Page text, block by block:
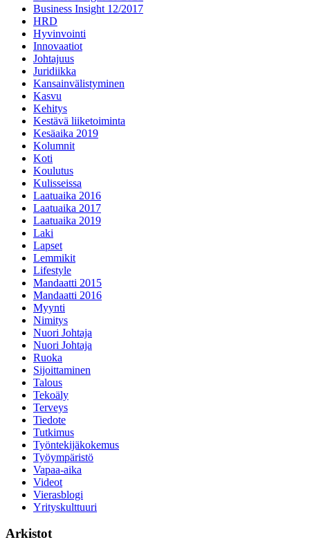
Business Insight 12/2017
HRD
Hyvinvointi
Innovaatiot
Johtajuus
Juridiikka
Kansainvälistyminen
Kasvu
Kehitys
Kestävä liiketoiminta
Kesäaika 2019
Kolumnit
Koti
Koulutus
Kulisseissa
Laatuaika 2016
Laatuaika 2017
Laatuaika 2019
Laki
Lapset
Lemmikit
Lifestyle
Mandaatti 2015
Mandaatti 2016
Myynti
Nimitys
Nuori Johtaja
Nuori Johtaja
Ruoka
Sijoittaminen
Talous
Tekoäly
Terveys
Tiedote
Tutkimus
Työntekijäkokemus
Työympäristö
Vapaa-aika
Videot
Vierasblogi
Yrityskulttuuri
Arkistot